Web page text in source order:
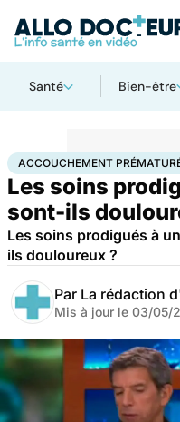
Santé Bien-être
AccueilFamilleGrossesse
ACCOUCHEMENT
Les soins
sont-ils
Les soins prodigués à
ils douloureux ?
Par La rédaction
Mis à jour le 03/05/